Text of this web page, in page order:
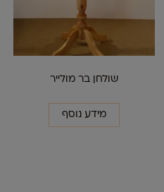
שולחן בר מולייר
מידע נוסף